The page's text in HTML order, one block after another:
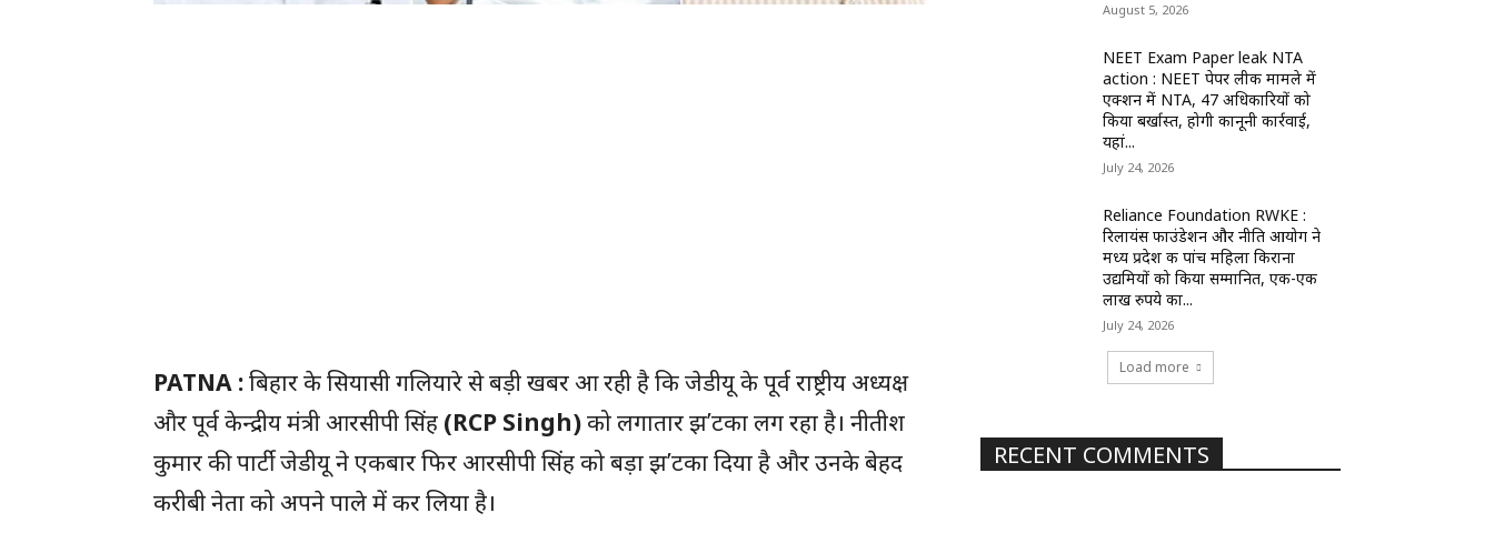
PATNA :बिहार के सियासी गलियारे से बड़ी खबर आ रही है कि जेडीयू के पूर्व राष्ट्रीय अध्यक्ष
और पूर्व केन्द्रीय मंत्री आरसीपी सिंह (RCP Singh)को लगातार झ’टका लग रहा है। नीतीश
कुमार की पार्टी जेडीयू ने एकबार फिर आरसीपी सिंह को बड़ा झ’टका दिया है और उनके बेहद
करीबी नेता को अपने पाले में कर लिया है।
August 5, 2026
NEET Exam Paper leak NTA
action : NEET पेपर लीक मामले में
एक्शन में NTA, 47 अधिकारियों को
किया बर्खास्त, होगी कानूनी कार्रवाई,
यहां...
July 24, 2026
Reliance Foundation RWKE :
रिलायंस फाउंडेशन और नीति आयोग ने
मध्य प्रदेश की पांच महिला किराना
उद्यमियों को किया सम्मानित, एक-एक
लाख रुपये का...
July 24, 2026
Load more
RECENT COMMENTS